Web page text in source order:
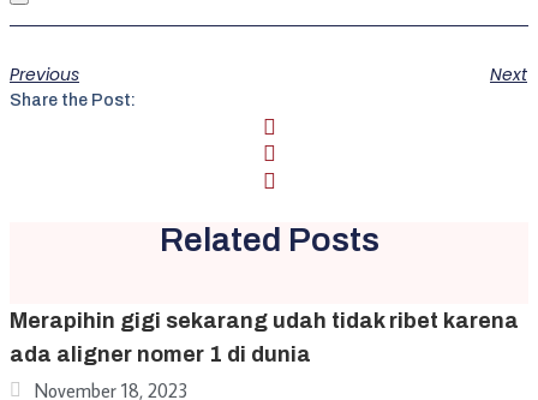
Previous Next
Share the Post:
Related Posts
Merapihin gigi sekarang udah tidak ribet karena
ada aligner nomer 1 di dunia
November 18, 2023